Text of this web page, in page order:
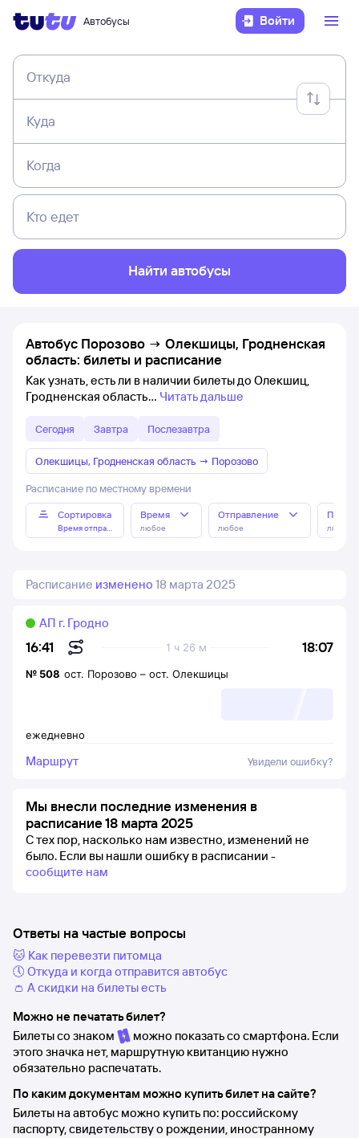
Автобусы Войти
Откуда
Куда
Когда
Кто едет
Найти автобусы
Автобус Порозово → Олекшицы, Гродненская
область: билеты и расписание
Как узнать, есть ли в наличии билеты до Олекшиц,
Гродненская область
Читать дальше
Сегодня Завтра Послезавтра
Олекшицы, Гродненская область → Порозово
Расписание по местному времени
Сортировка
Время отправления
Время
любое
Отправление
любое любое
Расписание изменено 18 марта 2025
16:41 18:07
1 ч 26 м
АП г. Гродно
ежедневно
№ 508 ост. Порозово – ост. Олекшицы
Маршрут Увидели ошибку?
Мы внесли последние изменения в
расписание 18 марта 2025
С тех пор, насколько нам известно, изменений не
было. Если вы нашли ошибку в расписании -
сообщите нам
Ответы на частые вопросы
🐱 Как перевезти питомца
🕔 Откуда и когда отправится автобус
👛 А скидки на билеты есть
Можно не печатать билет?
Билеты со знаком
можно показать со смартфона. Если
этого значка нет, маршрутную квитанцию нужно
обязательно распечатать.
По каким документам можно купить билет на сайте?
Билеты на автобус можно купить по: российскому
паспорту, свидетельству о рождении, иностранному